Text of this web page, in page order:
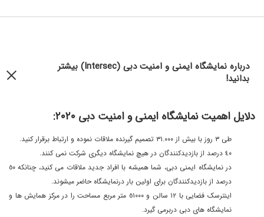
درباره نمایشگاه ایمنی و امنیت دبی (Intersec) بیشتر
بدانید!
دلایل اهمیت نمایشگاه ایمنی و امنیت دبی ٢٠٢٠:
طی ٣ روز با بیش از ٣١.٠٠٠ تصمیم گیرنده ملاقات نموده و ارتباط برقرار کنید.
٤٠ درصد از بازدیدکنندگان در هیچ نمایشگاه دیگری شرکت نمی کنند.
در نمایشگاه ایمنی دبی، شما همیشه با افراد جدید ملاقات می کنید، چنانکه ٥٠
درصد از بازدیدکنندگان برای اولین بار درنمایشگاه حاضر میشوند.
اینترسک فضایی با ١٢ سالن و ٥١٠٠٠ متر مربع مساحت را در مرکز همایش ها و
نمایشگاه های دبی دربرمی گیرد.